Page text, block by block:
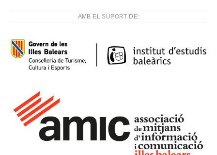
AMB EL SUPORT DE: